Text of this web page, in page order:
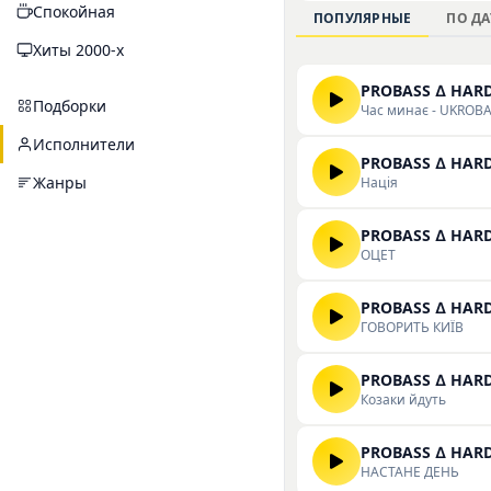
Спокойная
Хиты 2000-х
Подборки
Исполнители
Жанры
составляет 523, что
ориентирована на
ПОПУЛЯРНЫЕ ПО
PROBASS ∆
Час минає -
PROBASS ∆
Нація
PROBASS ∆
ОЦЕТ
PROBASS ∆
ГОВОРИТЬ КИЇВ
PROBASS ∆
Козаки йдуть
PROBASS ∆
НАСТАНЕ ДЕНЬ